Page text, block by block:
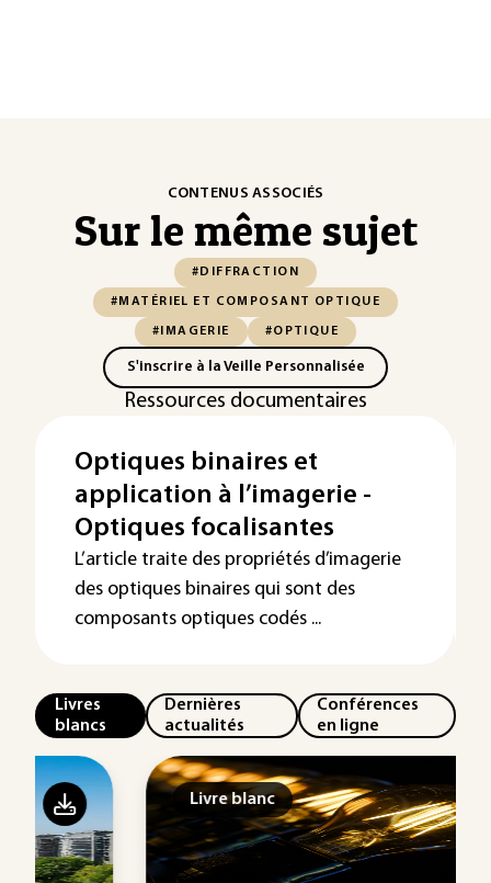
CONTENUS ASSOCIÉS
Sur le même sujet
#DIFFRACTION
#MATÉRIEL ET COMPOSANT OPTIQUE
#IMAGERIE #OPTIQUE
S'inscrire à la Veille Personnalisée
Ressources documentaires
Optiques binaires et
application à l’imagerie -
Optiques focalisantes
L’article traite des propriétés d’imagerie
des optiques binaires qui sont des
composants optiques codés ...
Livres
blancs
Dernières
actualités
Conférences
en ligne